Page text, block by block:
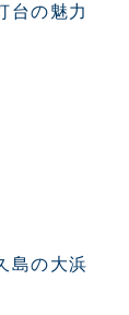
台の魅力
島の大浜